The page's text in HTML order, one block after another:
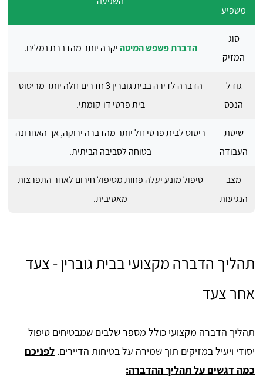
משפיע
סוג
המזיק
הדברת פשפש המיטהיקרה יותר מהדברת נמלים.
גודל
הנכס
הדברה לדירה בבית גוברין 3 חדרים זולה יותר מריסוס
בית פרטי דו-קומתי.
שיטת
העבודה
ריסוס לבית פרטי זול יותר מהדברה ירוקה, אך האחרונה
בטוחה לסביבה הביתית.
מצב
הנגיעות
טיפול מונע יעלה פחות מטיפול חירום לאחר התפרצות
מאסיבית.
תהליך הדברה מקצועי בבית גוברין - צעד
אחר צעד
תהליך הדברה מקצועי כולל מספר שלבים שמבטיחים טיפול
יסודי ויעיל במזיקים תוך שמירה על בטיחות הדיירים. לפניכם
כמה דגשים על תהליך ההדברה: